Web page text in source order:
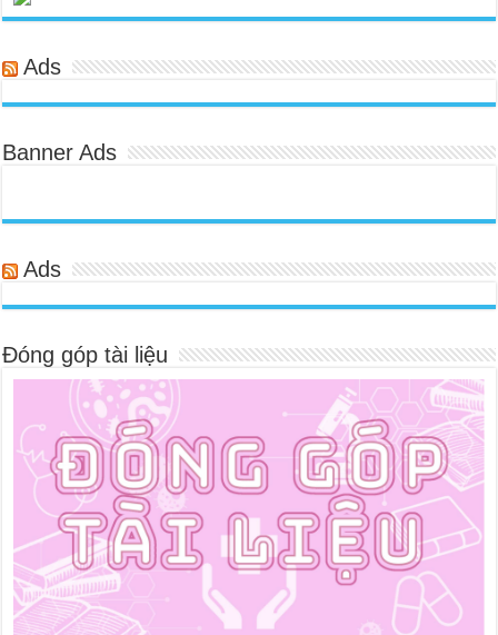
Ads
Banner Ads
Ads
Đóng góp tài liệu